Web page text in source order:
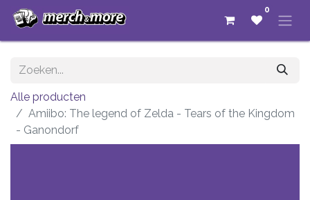
0
Alle producten
Amiibo: The legend of Zelda - Tears of the Kingdom
- Ganondorf